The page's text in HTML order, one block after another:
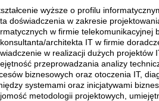
wyższe o profilu
doświadczenia w zakresie
w firmie telekomunikacyjnej
architekta IT w firmie
w realizacji dużych projektów
przeprowadzania analizy
biznesowych oraz otoczenia IT,
systemami oraz inicjatywami
metodologii projektowych,